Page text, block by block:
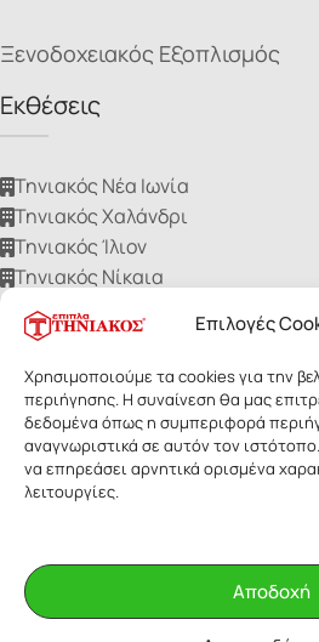
Επιλογές
Χρησιμοποιούμε τα cookies για την
περιήγησης. Η συναίνεση θα μας
δεδομένα όπως η συμπεριφορά
αναγνωριστικά σε αυτόν τον
να επηρεάσει αρνητικά ορισμένα
λειτουργίες.
Αποδοχή
Ξενοδοχειακός Εξοπλισμός
Εκθέσεις
Τηνιακός Νέα Ιωνία
Τηνιακός Χαλάνδρι
Τηνιακός Ίλιον
Τηνιακός Νίκαια
Τηνιακός Ηλιούπολη
ΕΠΙΠΛΑ ΤΗΝΙΑΚΟΣ
- Με επιφύλαξη
εικόνες των προϊόντων ανήκουν